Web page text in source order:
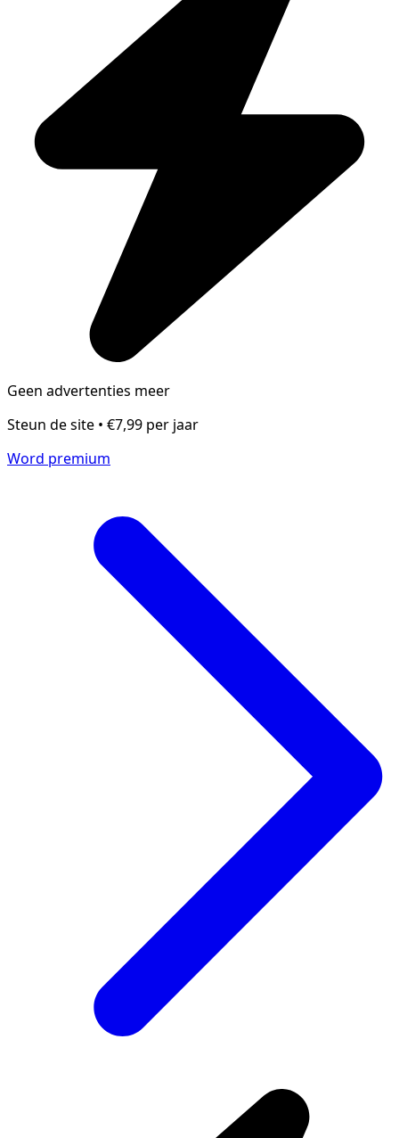
Geen advertenties meer
Steun de site • €7,99 per jaar
Word premium